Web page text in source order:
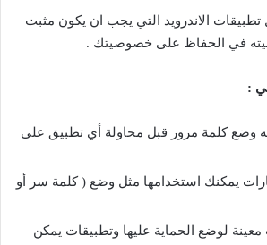
الاندرويد التي يجب ان يكون مثبت
في الحفاظ على خصوصيتك .
:
وضع كلمة مرور قبل محاولة أي تطبيق على
يمكنك استخدامها مثل وضع ( كلمة سر أو
معينة لوضع الحماية عليها وتطبيقات يمكن